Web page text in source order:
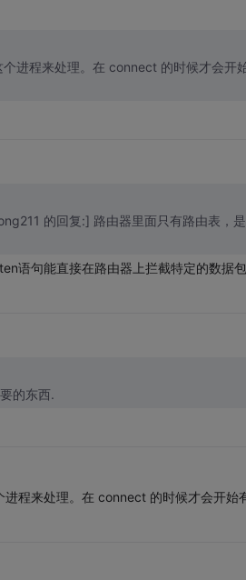
进程来处理。在 connect 的时候才会开
的回复:] 路由器里面只有路由表，
语句能直接在路由器上拦截特定的数据
到你想要的东西.
程来处理。在 connect 的时候才会开始